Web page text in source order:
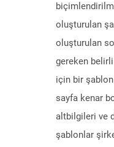
oluşturulan
oluşturulan
gereken belirli
için bir
sayfa kenar
altbilgileri ve
şablonlar